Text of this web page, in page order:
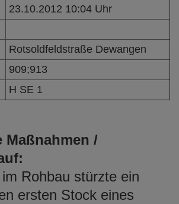
23.10.2012 10:04 Uhr
Rotsoldfeldstraße Dewangen
909;913
H SE 1
Maßnahmen /
Rohbau stürzte ein
ersten Stock eines